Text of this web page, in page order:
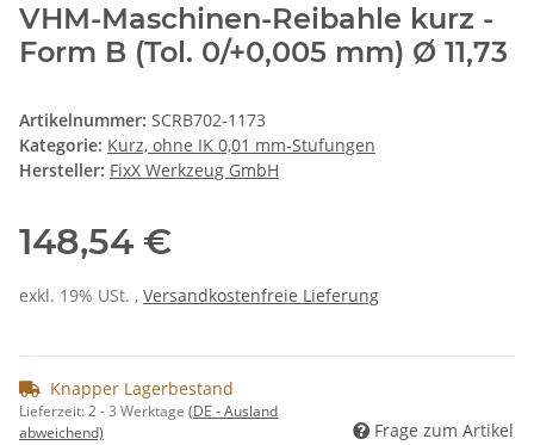
VHM-Maschinen-Reibahle kurz -
Form B (Tol. 0/+0,005 mm) Ø 11,73
Artikelnummer: SCRB702-1173
Kategorie: Kurz, ohne IK 0,01 mm-Stufungen
Hersteller: FixX Werkzeug GmbH
148,54 €
exkl. 19% USt. , Versandkostenfreie Lieferung
Knapper Lagerbestand
Lieferzeit:2 - 3 Werktage (DE - Ausland
abweichend)
Frage zum Artikel